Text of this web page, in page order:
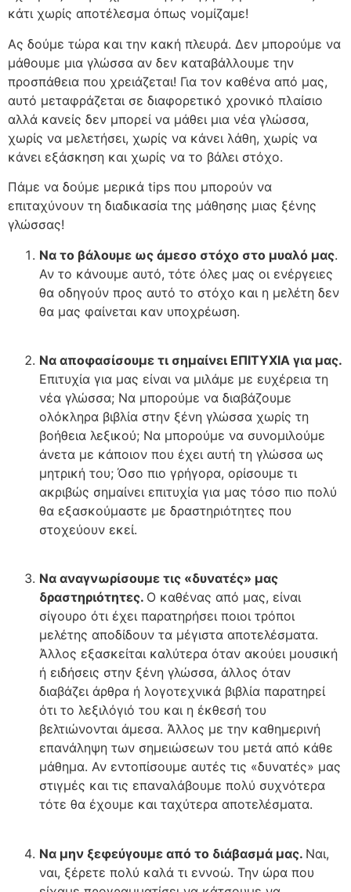
κάτι χωρίς αποτέλεσμα όπως νομίζαμε!
Ας δούμε τώρα και την κακή πλευρά. Δεν μπορούμε να
μάθουμε μια γλώσσα αν δεν καταβάλλουμε την
προσπάθεια που χρειάζεται! Για τον καθένα από μας,
αυτό μεταφράζεται σε διαφορετικό χρονικό πλαίσιο
αλλά κανείς δεν μπορεί να μάθει μια νέα γλώσσα,
χωρίς να μελετήσει, χωρίς να κάνει λάθη, χωρίς να
κάνει εξάσκηση και χωρίς να το βάλει στόχο.
Πάμε να δούμε μερικά tips που μπορούν να
επιταχύνουν τη διαδικασία της μάθησης μιας ξένης
γλώσσας!
Να το βάλουμε ως άμεσο στόχο στο μυαλό μας.
Αν το κάνουμε αυτό, τότε όλες μας οι ενέργειες
θα οδηγούν προς αυτό το στόχο και η μελέτη δεν
θα μας φαίνεται καν υποχρέωση.
Να αποφασίσουμε τι σημαίνει ΕΠΙΤΥΧΙΑ για μας.
Επιτυχία για μας είναι να μιλάμε με ευχέρεια τη
νέα γλώσσα; Να μπορούμε να διαβάζουμε
ολόκληρα βιβλία στην ξένη γλώσσα χωρίς τη
βοήθεια λεξικού; Να μπορούμε να συνομιλούμε
άνετα με κάποιον που έχει αυτή τη γλώσσα ως
μητρική του; Όσο πιο γρήγορα, ορίσουμε τι
ακριβώς σημαίνει επιτυχία για μας τόσο πιο πολύ
θα εξασκούμαστε με δραστηριότητες που
στοχεύουν εκεί.
Να αναγνωρίσουμε τις «δυνατές» μας
δραστηριότητες. Ο καθένας από μας, είναι
σίγουρο ότι έχει παρατηρήσει ποιοι τρόποι
μελέτης αποδίδουν τα μέγιστα αποτελέσματα.
Άλλος εξασκείται καλύτερα όταν ακούει μουσική
ή ειδήσεις στην ξένη γλώσσα, άλλος όταν
διαβάζει άρθρα ή λογοτεχνικά βιβλία παρατηρεί
ότι το λεξιλόγιό του και η έκθεσή του
βελτιώνονται άμεσα. Άλλος με την καθημερινή
επανάληψη των σημειώσεων του μετά από κάθε
μάθημα. Αν εντοπίσουμε αυτές τις «δυνατές» μας
στιγμές και τις επαναλάβουμε πολύ συχνότερα
τότε θα έχουμε και ταχύτερα αποτελέσματα.
Να μην ξεφεύγουμε από το διάβασμά μας. Ναι,
ναι, ξέρετε πολύ καλά τι εννοώ. Την ώρα που